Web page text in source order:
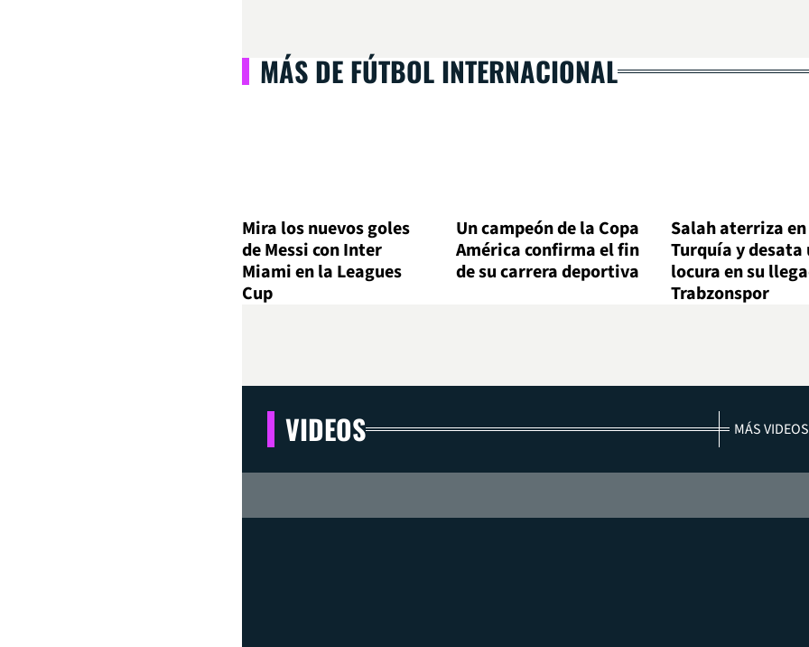
MÁS DE FÚTBOL INTERNACIONAL
Mira los nuevos goles
de Messi con Inter
Miami en la Leagues
Cup
Un campeón de la Copa
América confirma el fin
de su carrera deportiva
Salah aterriza en
Turquía y desata
locura en su
Trabzonspor
VIDEOS MÁS VIDEOS